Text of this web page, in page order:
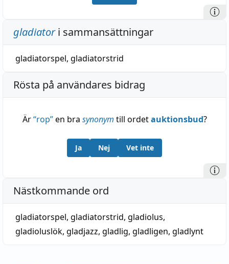
gladiatori sammansättningar
gladiatorspel, gladiatorstrid
Rösta på användares bidrag
Är“rop”en bra synonym till ordetauktionsbud?
Ja Nej Vet inte
Nästkommande ord
gladiatorspel, gladiatorstrid, gladiolus,
gladioluslök, gladjazz, gladlig, gladligen, gladlynt